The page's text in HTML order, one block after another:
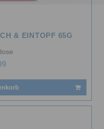
& EINTOPF 65G